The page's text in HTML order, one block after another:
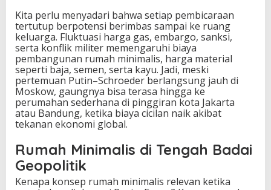
Kita perlu menyadari bahwa setiap pembicaraan
tertutup berpotensi berimbas sampai ke ruang
keluarga. Fluktuasi harga gas, embargo, sanksi,
serta konflik militer memengaruhi biaya
pembangunan rumah minimalis, harga material
seperti baja, semen, serta kayu. Jadi, meski
pertemuan Putin–Schroeder berlangsung jauh di
Moskow, gaungnya bisa terasa hingga ke
perumahan sederhana di pinggiran kota Jakarta
atau Bandung, ketika biaya cicilan naik akibat
tekanan ekonomi global.
Rumah Minimalis di Tengah Badai
Geopolitik
Kenapa konsep rumah minimalis relevan ketika